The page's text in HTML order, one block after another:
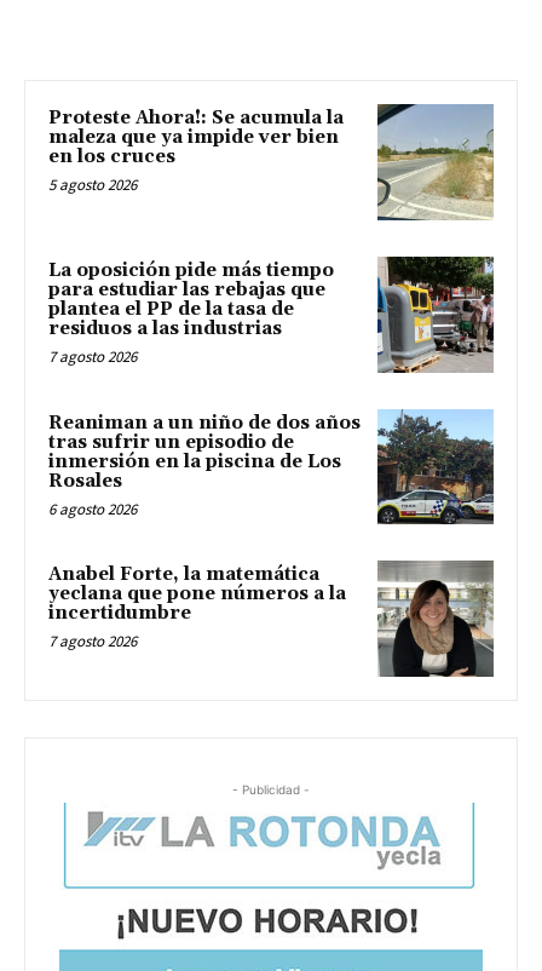
Proteste Ahora!: Se acumula la
maleza que ya impide ver bien
en los cruces
5 agosto 2026
La oposición pide más tiempo
para estudiar las rebajas que
plantea el PP de la tasa de
residuos a las industrias
7 agosto 2026
Reaniman a un niño de dos años
tras sufrir un episodio de
inmersión en la piscina de Los
Rosales
6 agosto 2026
Anabel Forte, la matemática
yeclana que pone números a la
incertidumbre
7 agosto 2026
- Publicidad -